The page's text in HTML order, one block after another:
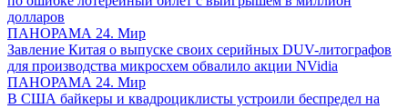
долларов
ПАНОРАМА 24. Мир
Завление Китая о выпуске своих серийных DUV-литографов
для производства микросхем обвалило акции NVidia
ПАНОРАМА 24. Мир
В США байкеры и квадроциклисты устроили беспредел на